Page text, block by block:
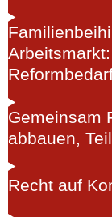
Gemeinsam
abbauen,
Recht auf